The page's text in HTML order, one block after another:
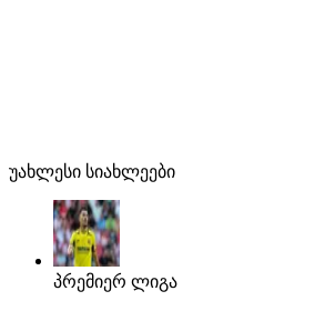
უახლესი სიახლეები
პრემიერ ლიგა